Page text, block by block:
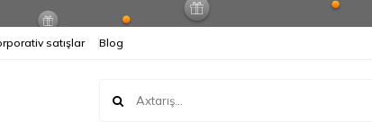
satışlar Blog